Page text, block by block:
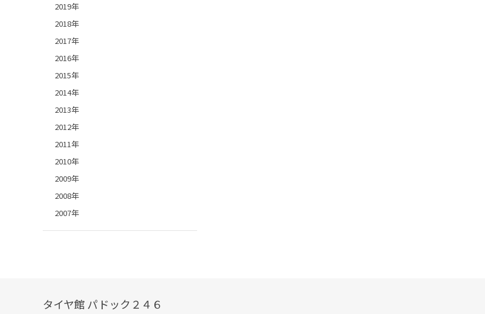
2019年
2018年
2017年
2016年
2015年
2014年
2013年
2012年
2011年
2010年
2009年
2008年
2007年
タイヤ館 パドック２４６